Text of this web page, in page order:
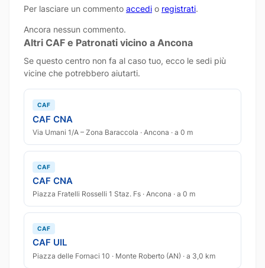
Per lasciare un commento accedi o registrati.
Ancora nessun commento.
Altri CAF e Patronati vicino a Ancona
Se questo centro non fa al caso tuo, ecco le sedi più
vicine che potrebbero aiutarti.
CAF
CAF CNA
Via Umani 1/A – Zona Baraccola · Ancona · a 0 m
CAF
CAF CNA
Piazza Fratelli Rosselli 1 Staz. Fs · Ancona · a 0 m
CAF
CAF UIL
Piazza delle Fornaci 10 · Monte Roberto (AN) · a 3,0 km